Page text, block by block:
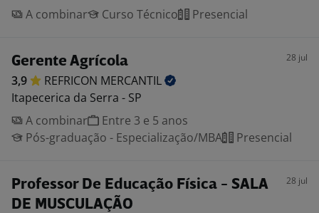
A combinar
Curso Técnico Presencial
Gerente Agrícola 28 jul
3,9 REFRICON MERCANTIL
Itapecerica da Serra - SP
A combinar
Entre 3 e 5 anos
Pós-graduação - Especialização/MBA
Presencial
Professor De Educação Física - SALA
DE MUSCULAÇÃO
28 jul